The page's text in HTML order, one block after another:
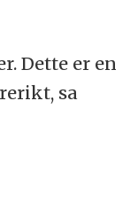
Dette er en
sa